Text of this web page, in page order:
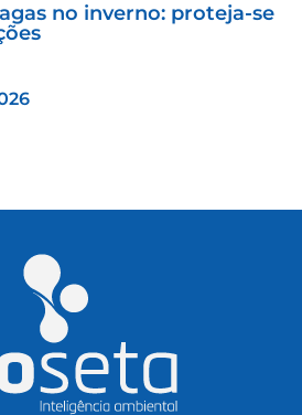
no inverno: proteja-se